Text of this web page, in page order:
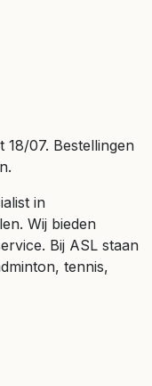
07. Bestellingen
in
Wij bieden
Bij ASL staan
tennis,